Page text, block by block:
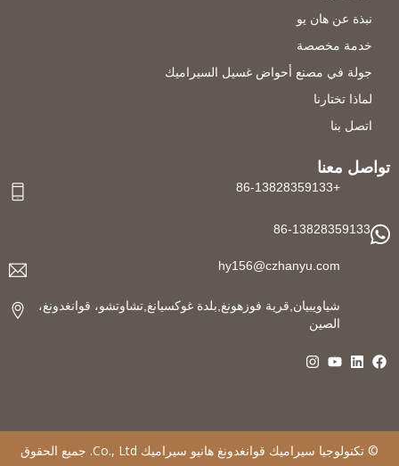
نبذة عن هان يو
خدمة مخصصة
جولة في مصنع أحواض غسيل السيراميك
لماذا تختارنا
اتصل بنا
تواصل معنا
+86-13828359133
86-13828359133
hy156@czhanyu.com
شياويبيان,قرية فوزهونغ,بلدة غوكسيانغ,تشاوتشو، قوانغدونغ،
الصين
© تكنولوجيا سيراميك قوانغدونغ هانيو سيراميك
Co., Ltd. جميع الحقوق